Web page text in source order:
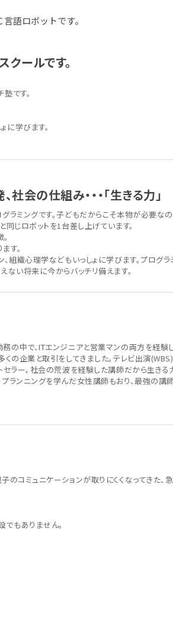
語ロボットです。
クールです。
です。
に学びます。
会の仕組み・・・「生きる力」
ラミングです。子どもだからこそ本物が必要な
同じロボットを1台差し上げています。
す。
組織心理学などもいっしょに学びます。プログラ
ない将来に今からバッチリ備えます。
の中で、ITエンジニアと営業マンの両方を経験
くの企業と取引をしてきました。テレビ出演
ラー。社会の荒波を経験した講師だから生きる
ランニングを学んだ女性講師もおり、最強の講
のコミュニケーションが取りにくくなってきた、
もありません。